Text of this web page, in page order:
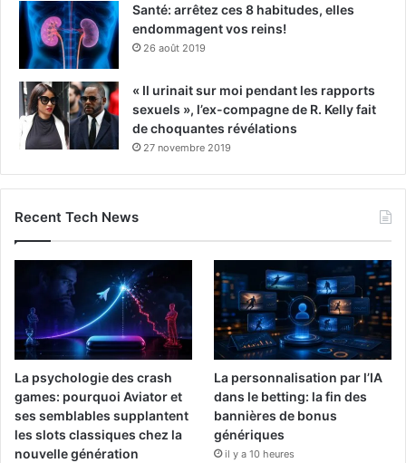
Santé: arrêtez ces 8 habitudes, elles
endommagent vos reins!
26 août 2019
« Il urinait sur moi pendant les rapports
sexuels », l’ex-compagne de R. Kelly fait
de choquantes révélations
27 novembre 2019
Recent Tech News
La psychologie des crash
games: pourquoi Aviator et
ses semblables supplantent
les slots classiques chez la
nouvelle génération
La personnalisation par l’IA
dans le betting: la fin des
bannières de bonus
génériques
il y a 10 heures